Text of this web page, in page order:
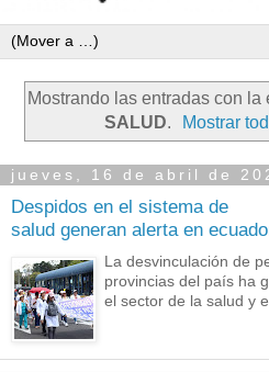
Mostrando las entradas con la
SALUD. Mostrar
jueves, 16 de abril de
Despidos en el sistema de
salud generan alerta en
La desvinculación de
provincias del país ha
el sector de la salud y